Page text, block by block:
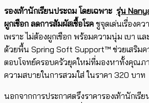
รองเท้านักเรียนประถม​ โดยเฉพาะ รุ่น
ผูกเชือก ลดการสัมผัสเชื้อโรค ชูจุดเด่นเรื่องค
เพราะ ไม่ต้องผูกเชือก พร้อมความนุ่ม เบา แ
ด้วยพื้น Spring Soft Support™ ช่วยเสริมค
ตอบโจทย์ครอบครัวยุคใหม่ที่มองหาทั้งคุณภ
ความสบายในการสวมใส่ ในราคา 320 บาท
นอกจากการประกาศตรึงราคารองเท้านักเรี